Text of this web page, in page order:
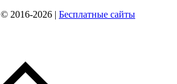
© 2016-2026 | Бесплатные сайты